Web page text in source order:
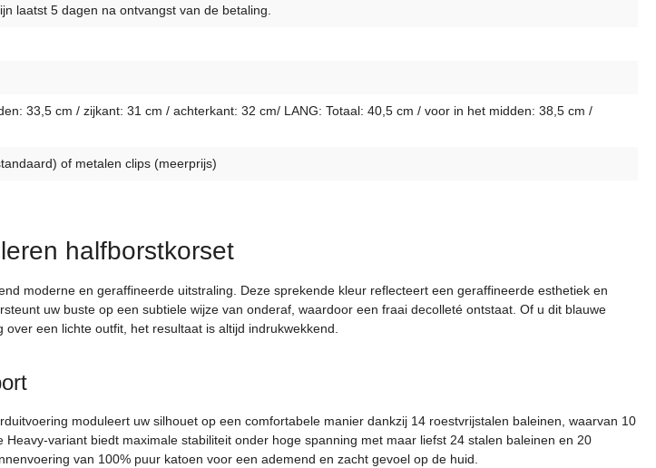
laatst 5 dagen na ontvangst van de betaling.
33,5 cm / zijkant: 31 cm / achterkant: 32 cm/ LANG: Totaal: 40,5 cm / voor in het midden: 38,5 cm /
of metalen clips (meerprijs)
halfborstkorset
moderne en geraffineerde uitstraling. Deze sprekende kleur reflecteert een geraffineerde esthetiek en
uw buste op een subtiele wijze van onderaf, waardoor een fraai decolleté ontstaat. Of u dit blauwe
een lichte outfit, het resultaat is altijd indrukwekkend.
moduleert uw silhouet op een comfortabele manier dankzij 14 roestvrijstalen baleinen, waarvan 10
variant biedt maximale stabiliteit onder hoge spanning met maar liefst 24 stalen baleinen en 20
van 100% puur katoen voor een ademend en zacht gevoel op de huid.